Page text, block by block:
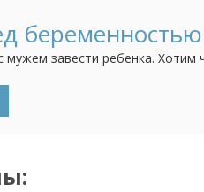
цели? есть витамины для
беременность.
беременностью
мужем завести ребенка. Хотим
чтобы удостовериться что
И также можно ли их